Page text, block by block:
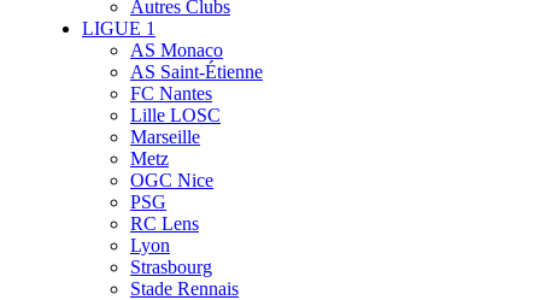
Autres Clubs
LIGUE 1
AS Monaco
AS Saint-Étienne
FC Nantes
Lille LOSC
Marseille
Metz
OGC Nice
PSG
RC Lens
Lyon
Strasbourg
Stade Rennais